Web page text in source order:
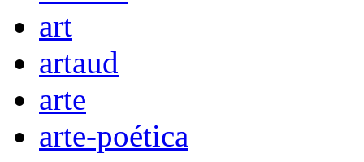
art
artaud
arte
arte-poética